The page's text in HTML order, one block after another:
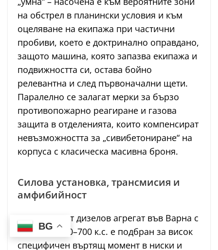
на обстрел в планински условия и към
оцеляване на екипажа при частични
пробиви, което е доктринално оправдано,
защото машина, която запазва екипажа и
подвижността си, остава бойно
релевантна и след първоначални щети.
Паралелно се залагат мерки за бързо
противопожарно реагиране и газова
защита в отделенията, които компенсират
невъзможността за „сивибетониране“ на
корпуса с класическа масивна броня.
Силова установка, трансмисия и
амфибийност
Планираният дизелов агрегат във Варна с
мощност 600–700 к.с. е подбран за висок
специфичен въртящ момент в ниски и
BG